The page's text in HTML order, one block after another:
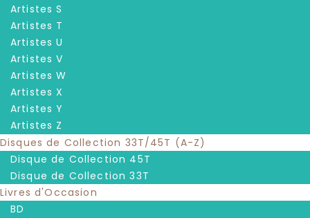
Artistes S
Artistes T
Artistes U
Artistes V
Artistes W
Artistes X
Artistes Y
Artistes Z
Disques de Collection 33T/45T (A-Z)
Disque de Collection 45T
Disque de Collection 33T
Livres d'Occasion
BD